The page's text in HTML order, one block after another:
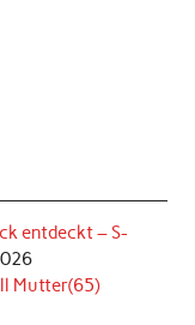
entdeckt – S-
Mutter(65)